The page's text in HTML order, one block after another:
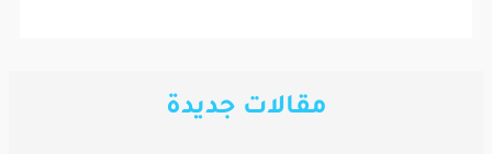
مقالات جديدة